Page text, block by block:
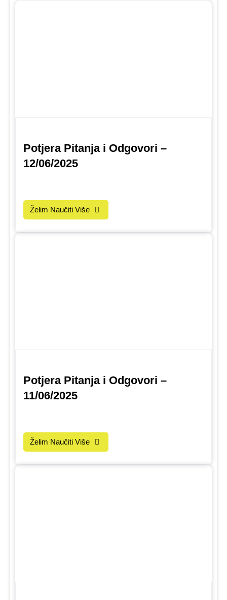
Potjera Pitanja i Odgovori –
12/06/2025
Želim Naučiti Više
Potjera Pitanja i Odgovori –
11/06/2025
Želim Naučiti Više